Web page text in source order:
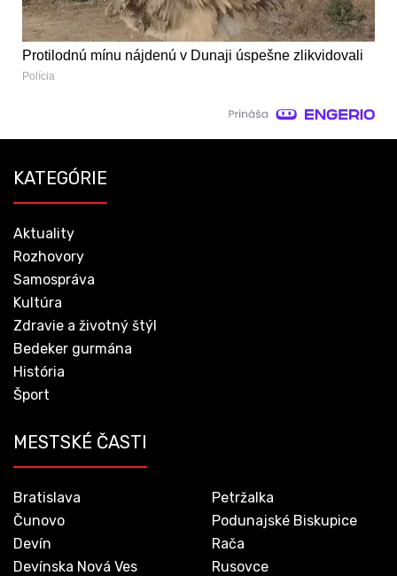
Protilodnú mínu nájdenú v Dunaji úspešne zlikvidovali
Polícia
KATEGÓRIE
Aktuality
Rozhovory
Samospráva
Kultúra
Zdravie a životný štýl
Bedeker gurmána
História
Šport
MESTSKÉ ČASTI
Bratislava
Čunovo
Devín
Devínska Nová Ves
Petržalka
Podunajské Biskupice
Rača
Rusovce